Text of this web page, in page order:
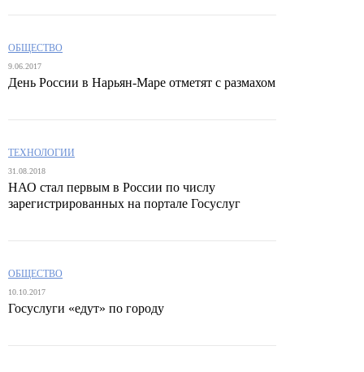
ОБЩЕСТВО
9.06.2017
День России в Нарьян-Маре отметят с размахом
ТЕХНОЛОГИИ
31.08.2018
НАО стал первым в России по числу
зарегистрированных на портале Госуслуг
ОБЩЕСТВО
10.10.2017
Госуслуги «едут» по городу